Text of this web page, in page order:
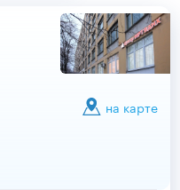
на карте